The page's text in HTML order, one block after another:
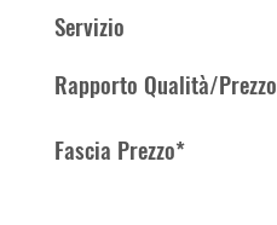
Servizio
Rapporto Qualità/Prezzo
Fascia Prezzo*